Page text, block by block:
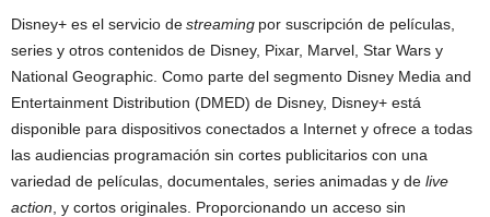
Disney+ es el servicio destreaming por suscripción de películas,
series y otros contenidos de Disney, Pixar, Marvel, Star Wars y
National Geographic. Como parte del segmento Disney Media and
Entertainment Distribution (DMED) de Disney, Disney+ está
disponible para dispositivos conectados a Internet y ofrece a todas
las audiencias programación sin cortes publicitarios con una
variedad de películas, documentales, series animadas y de live
action , y cortos originales. Proporcionando un acceso sin